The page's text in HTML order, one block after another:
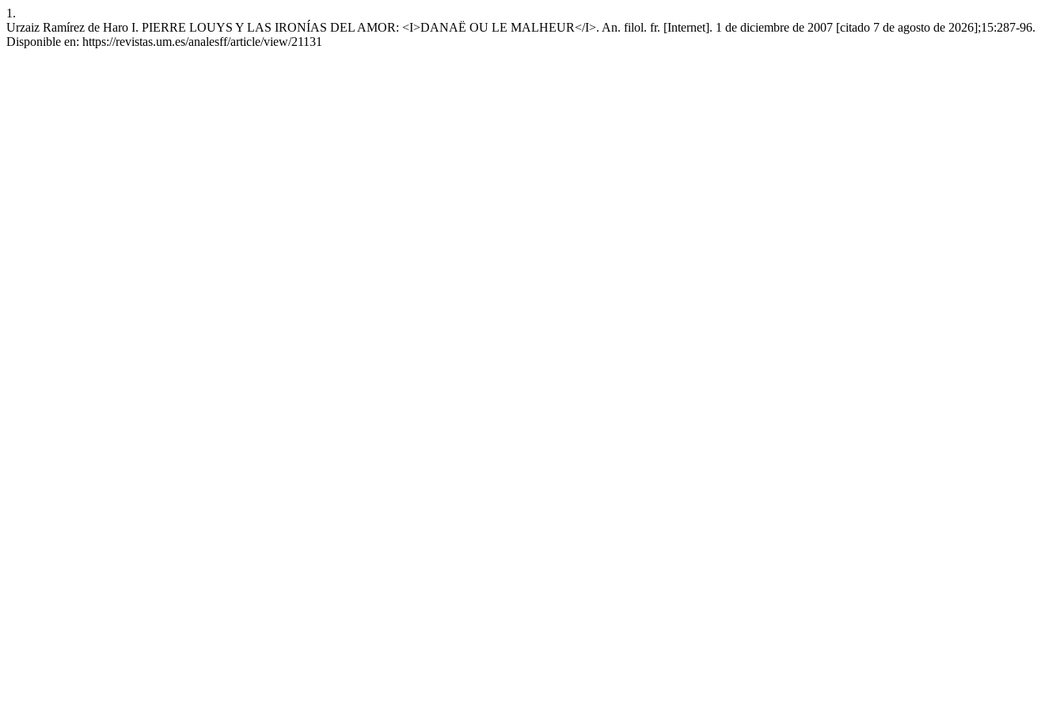
1.
Urzaiz Ramírez de Haro I. PIERRE LOUYS Y LAS IRONÍAS DEL AMOR: <I>DANAË OU LE MALHEUR</I>. An. filol. fr. [Internet]. 1 de diciembre de 2007 [citado 7 de agosto de 2026];15:287-96.
Disponible en: https://revistas.um.es/analesff/article/view/21131